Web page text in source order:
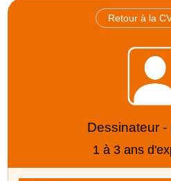
Retour à la
Dessinateur -
1 à 3 ans